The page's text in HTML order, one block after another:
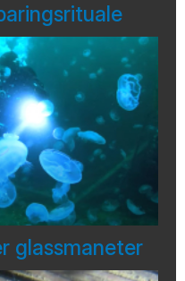
glassmaneter